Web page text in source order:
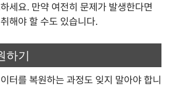
세요. 만약 여전히 문제가 발생한다면
해야 할 수도 있습니다.
하기
터를 복원하는 과정도 잊지 말아야 합니